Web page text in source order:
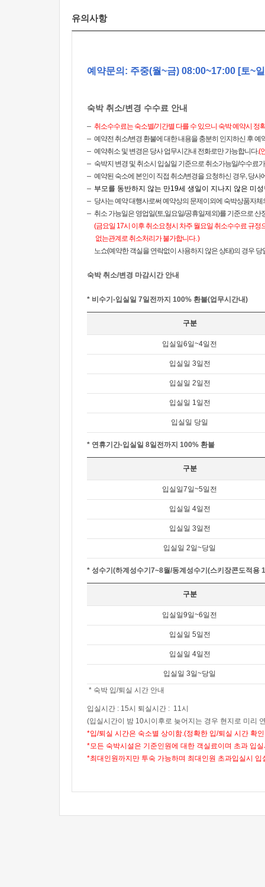
유의사항
예약문의: 주중(월~금) 08:00~17:00 [토~
숙박 취소/변경 수수료 안내
취소수수료는 숙소별/기간별 다를 수 있으니 숙박 예약시 정
예약전 취소/변경 환불에 대한 내용을 충분히 인지하신 후 예
예약취소 및 변경은 당사 업무시간내 전화로만 가능합니다.(
숙박지 변경 및 취소시 입실일 기준으로 취소가능일/수수료
예약된 숙소에 본인이 직접 취소/변경을 요청하신 경우, 당사
부모를 동반하지 않는 만19세 생일이 지나지 않은 미
당사는 예약 대행사로써 예약상의 문제이외에 숙박상품자
취소 가능일은 영업일(토,일요일/공휴일제외)를 기준으로
(금요일 17시 이후 취소요청시 차주 월요일 취소수수료 규정
없는관계로 취소처리가 불가합니다. )
노쇼(예약한 객실을 연락없이 사용하지 않은 상태)의 경우
숙박 취소/변경 마감시간 안내
* 비수기-입실일 7일전까지 100% 환불(업무시간내)
구분
입실일6일~4일전
입실일 3일전
입실일 2일전
입실일 1일전
입실일 당일
* 연휴기간-입실일 8일전까지 100% 환불
구분
입실일7일~5일전
입실일 4일전
입실일 3일전
입실일 2일~당일
* 성수기(하계성수기7~8월/동계성수기(스키장콘도적용
구분
입실일9일~6일전
입실일 5일전
입실일 4일전
입실일 3일~당일
* 숙박 입/퇴실 시간 안내
입실시간 : 15시 퇴실시간 : 11시
(입실시간이 밤 10시이후로 늦어지는 경우 현지로 미리
*입/퇴실 시간은 숙소별 상이함.(정확한 입/퇴실 시간 확
*모든 숙박시설은 기준인원에 대한 객실료이며 초과 입
*최대인원까지만 투숙 가능하며 최대인원 초과입실시